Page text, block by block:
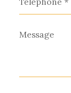
Message
*